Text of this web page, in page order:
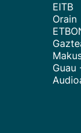
EITB
Orain
Guau